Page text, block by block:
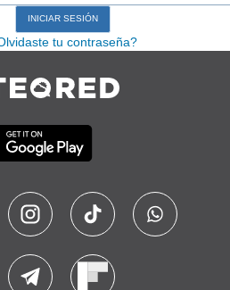
tu contraseña?